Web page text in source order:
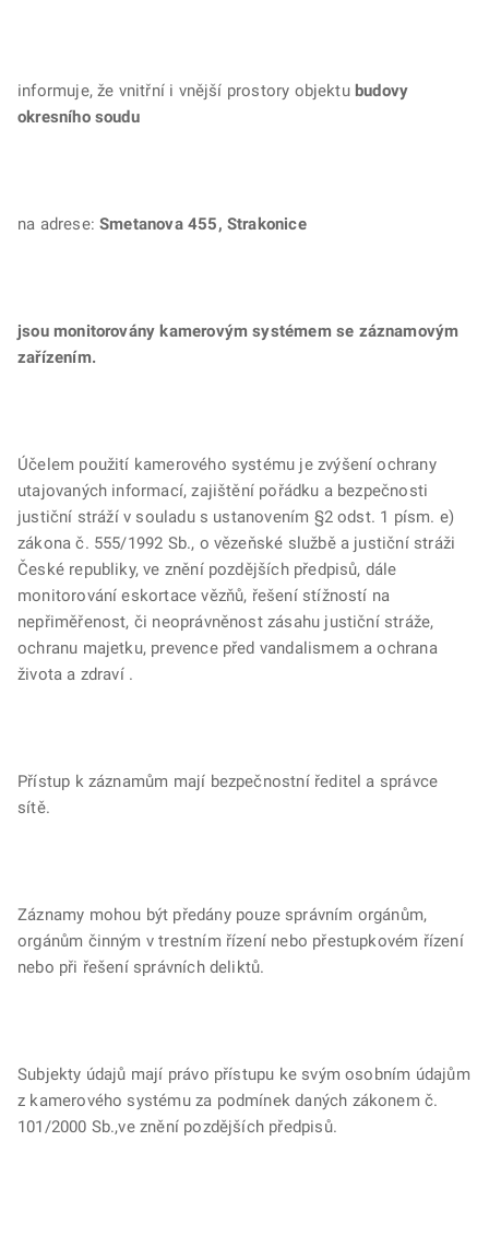
informuje, že vnitřní i vnější prostory objektu budovy
okresního soudu
na adrese: Smetanova 455, Strakonice
jsou monitorovány kamerovým systémem se záznamovým
zařízením.
Účelem použití kamerového systému je zvýšení ochrany
utajovaných informací, zajištění pořádku a bezpečnosti
justiční stráží v souladu s ustanovením §2 odst. 1 písm. e)
zákona č. 555/1992 Sb., o vězeňské službě a justiční stráži
České republiky, ve znění pozdějších předpisů, dále
monitorování eskortace vězňů, řešení stížností na
nepřiměřenost, či neoprávněnost zásahu justiční stráže,
ochranu majetku, prevence před vandalismem a ochrana
života a zdraví .
Přístup k záznamům mají bezpečnostní ředitel a správce
sítě.
Záznamy mohou být předány pouze správním orgánům,
orgánům činným v trestním řízení nebo přestupkovém řízení
nebo při řešení správních deliktů.
Subjekty údajů mají právo přístupu ke svým osobním údajům
z kamerového systému za podmínek daných zákonem č.
101/2000 Sb.,ve znění pozdějších předpisů.